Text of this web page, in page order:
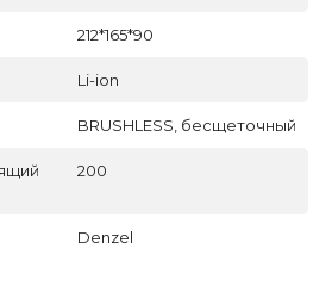
212*165*90
Li-ion
BRUSHLESS, бесщеточный
200
Denzel